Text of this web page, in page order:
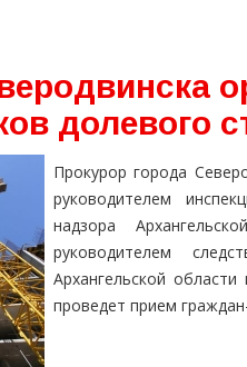
долевого
Прокурор города
руководителем
надзора
руководителем
Архангельской
проведет прием